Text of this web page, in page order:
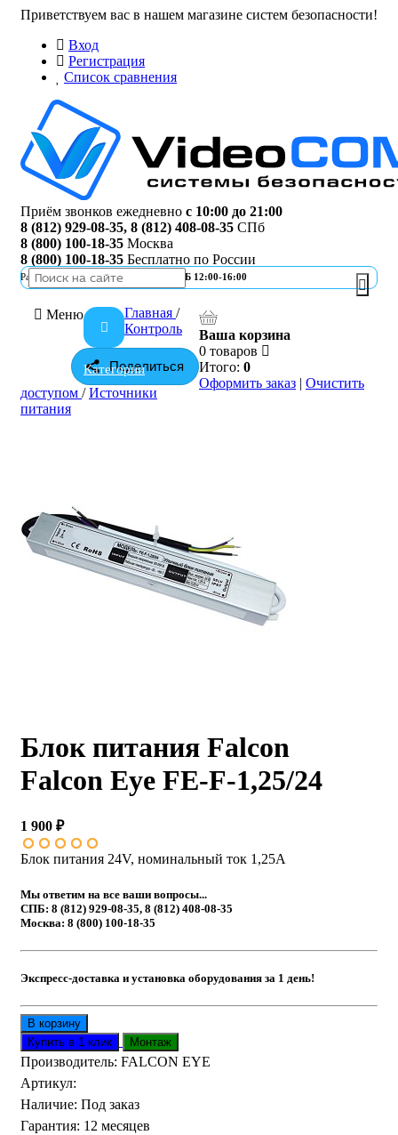
Приветствуем вас в нашем магазине систем безопасности!
Вход
Регистрация
Список сравнения
Приём звонков ежедневно с 10:00 до 21:00
8 (812) 929-08-35, 8 (812) 408-08-35 СПб
8 (800) 100-18-35 Москва
8 (800) 100-18-35 Бесплатно по России
Работа офисаПН-ПТ 10:00-19:00 | СБ 12:00-16:00
Меню
Категории
Ваша корзина
0 товаров
Итого: 0
Оформить заказ | Очистить
Поделиться
Главная /
Контроль
доступом /Источники
питания
Блок питания Falcon
Falcon Eye FE-F-1,25/24
1 900 ₽
Блок питания 24V, номинальный ток 1,25A
Мы ответим на все ваши вопросы...
СПБ: 8 (812) 929-08-35, 8 (812) 408-08-35
Москва: 8 (800) 100-18-35
Экспресс-доставка и установка оборудования за 1 день!
Производитель: FALCON EYE
Артикул:
Наличие: Под заказ
Гарантия: 12 месяцев